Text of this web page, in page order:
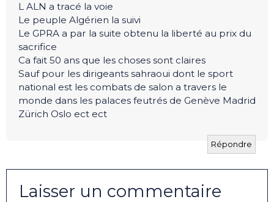
L ALN a tracé la voie
Le peuple Algérien la suivi
Le GPRA a par la suite obtenu la liberté au prix du
sacrifice
Ca fait 50 ans que les choses sont claires
Sauf pour les dirigeants sahraoui dont le sport
national est les combats de salon a travers le
monde dans les palaces feutrés de Genève Madrid
Zürich Oslo ect ect
Répondre
Laisser un commentaire